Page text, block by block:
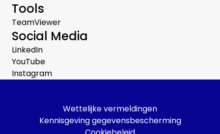
Tools
TeamViewer
Social Media
LinkedIn
YouTube
Instagram
Wettelijke vermeldingen
Kennisgeving gegevensbescherming